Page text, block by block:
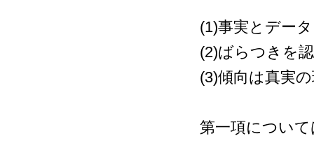
(1)事実とデー
(2)ばらつきを
(3)傾向は真実
第一項につい